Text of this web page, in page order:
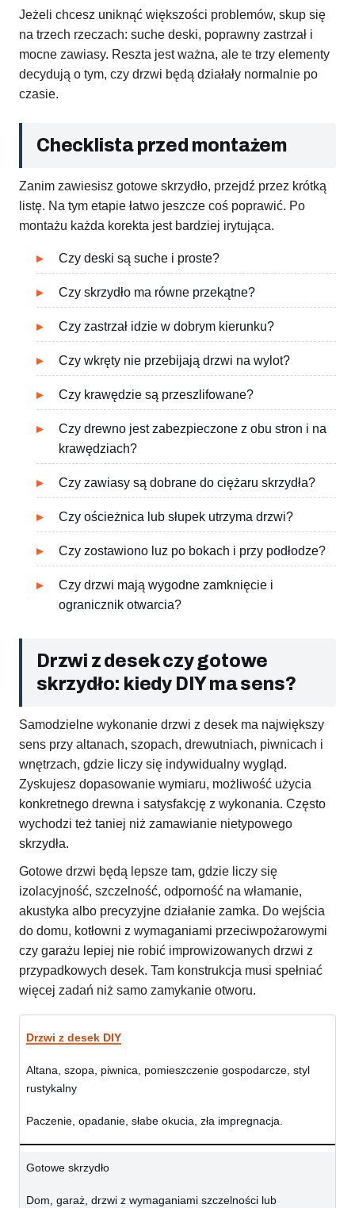
Jeżeli chcesz uniknąć większości problemów, skup się
na trzech rzeczach: suche deski, poprawny zastrzał i
mocne zawiasy. Reszta jest ważna, ale te trzy elementy
decydują o tym, czy drzwi będą działały normalnie po
czasie.
Checklista przed montażem
Zanim zawiesisz gotowe skrzydło, przejdź przez krótką
listę. Na tym etapie łatwo jeszcze coś poprawić. Po
montażu każda korekta jest bardziej irytująca.
Czy deski są suche i proste?
Czy skrzydło ma równe przekątne?
Czy zastrzał idzie w dobrym kierunku?
Czy wkręty nie przebijają drzwi na wylot?
Czy krawędzie są przeszlifowane?
Czy drewno jest zabezpieczone z obu stron i na
krawędziach?
Czy zawiasy są dobrane do ciężaru skrzydła?
Czy ościeżnica lub słupek utrzyma drzwi?
Czy zostawiono luz po bokach i przy podłodze?
Czy drzwi mają wygodne zamknięcie i
ogranicznik otwarcia?
Drzwi z desek czy gotowe
skrzydło: kiedy DIY ma sens?
Samodzielne wykonanie drzwi z desek ma największy
sens przy altanach, szopach, drewutniach, piwnicach i
wnętrzach, gdzie liczy się indywidualny wygląd.
Zyskujesz dopasowanie wymiaru, możliwość użycia
konkretnego drewna i satysfakcję z wykonania. Często
wychodzi też taniej niż zamawianie nietypowego
skrzydła.
Gotowe drzwi będą lepsze tam, gdzie liczy się
izolacyjność, szczelność, odporność na włamanie,
akustyka albo precyzyjne działanie zamka. Do wejścia
do domu, kotłowni z wymaganiami przeciwpożarowymi
czy garażu lepiej nie robić improwizowanych drzwi z
przypadkowych desek. Tam konstrukcja musi spełniać
więcej zadań niż samo zamykanie otworu.
Drzwi z desek DIY
Altana, szopa, piwnica, pomieszczenie gospodarcze, styl
rustykalny
Paczenie, opadanie, słabe okucia, zła impregnacja.
Gotowe skrzydło
Dom, garaż, drzwi z wymaganiami szczelności lub